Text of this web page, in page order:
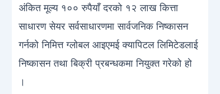
अंकित मूल्य १०० रुपैयाँ दरको १२ लाख कित्ता
साधारण सेयर सर्वसाधारणमा सार्वजनिक निष्कासन
गर्नको निमित्त ग्लोबल आइएमई क्यापिटल लिमिटेडलाई
निष्कासन तथा बिक्री प्रबन्धकमा नियुक्त गरेको हो
।